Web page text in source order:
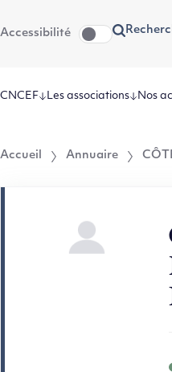
au
contenu
Accessibilité
CNCEF Les associations Nos
Accueil Annuaire